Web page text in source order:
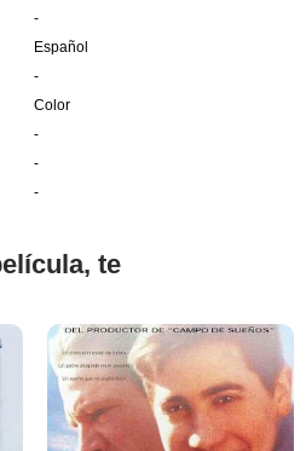
-
Español
-
Color
-
-
-
te